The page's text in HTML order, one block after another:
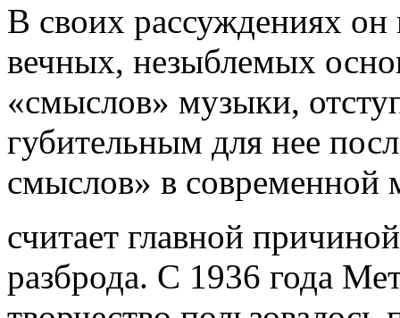
В своих рассуждениях он
вечных, незыблемых
«смыслов» музыки,
губительным для нее
смыслов» в современной
считает главной
разброда. С 1936 года